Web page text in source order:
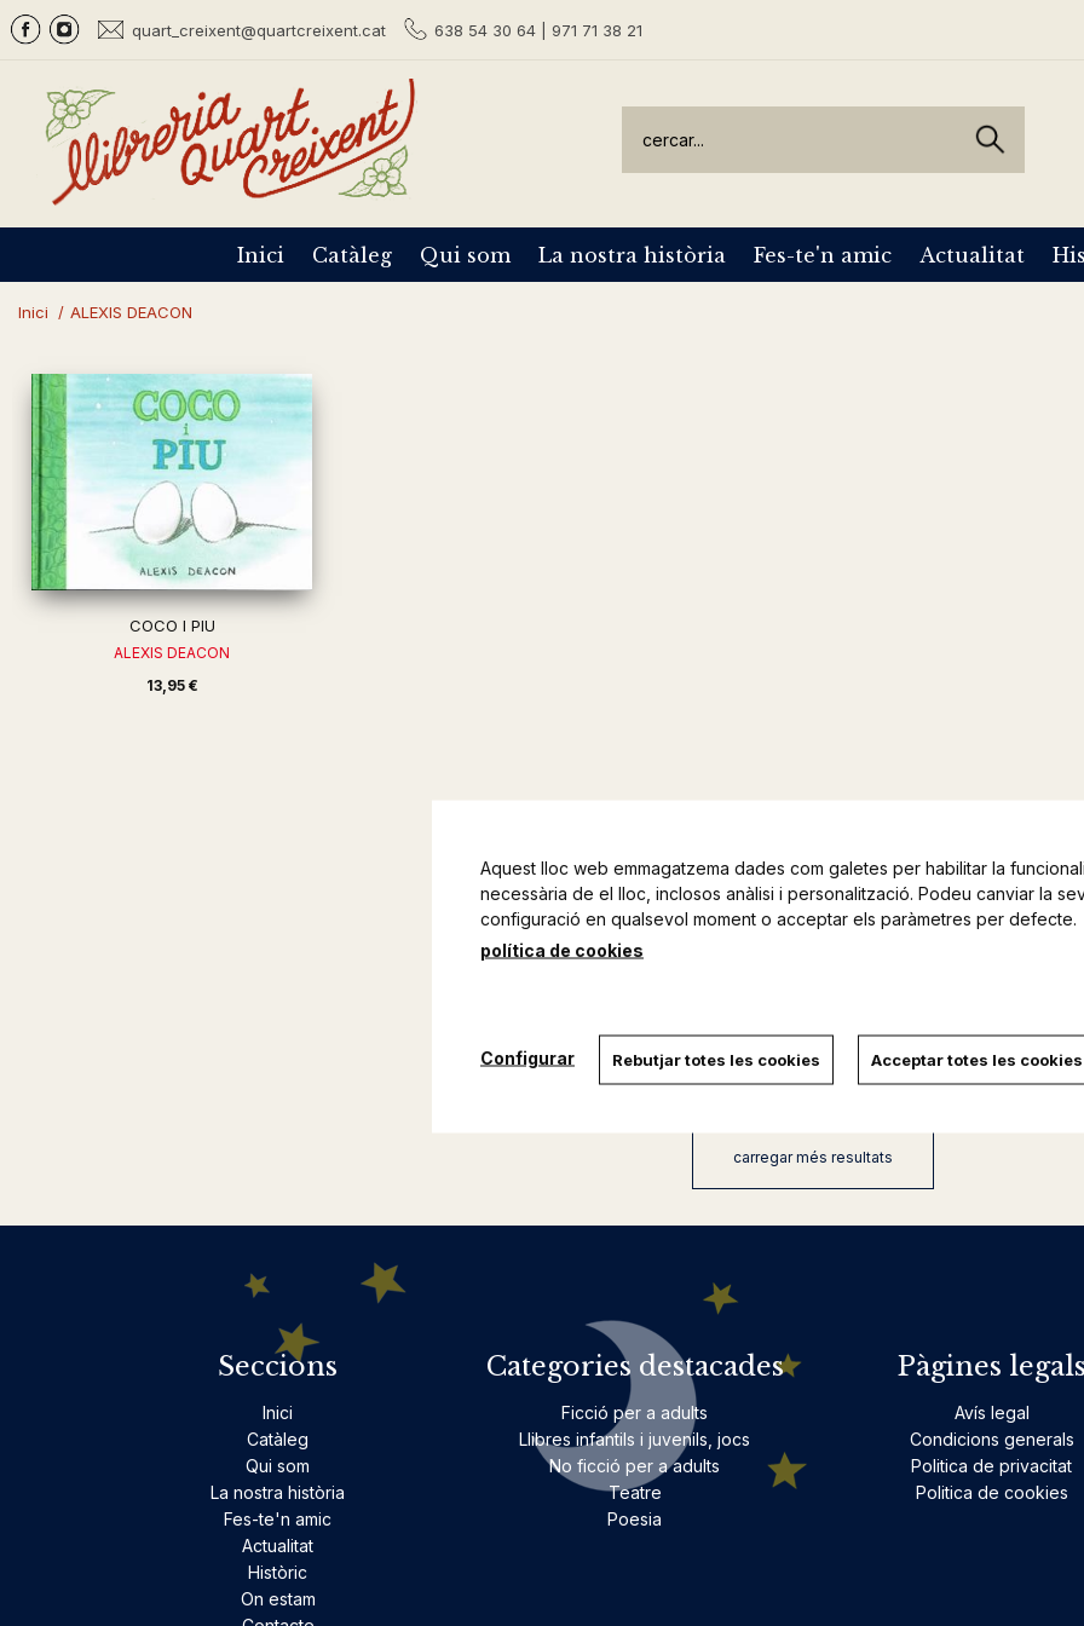
quart_creixent@quartcreixent.cat 638 54 30 64 | 971 71 38 21
Inici Catàleg Qui som La nostra història Fes-te'n amic Actualitat
Inici / ALEXIS DEACON
COCO I PIU
ALEXIS DEACON
13,95 €
carregar més resultats
Seccions
Inici
Catàleg
Qui som
La nostra història
Fes-te'n amic
Actualitat
Històric
On estam
Categories destacades
Ficció per a adults
Llibres infantils i juvenils, jocs
No ficció per a adults
Teatre
Poesia
Pàgines legals
Avís legal
Condicions generals
Politica de privacitat
Politica de cookies
Aquest lloc web emmagatzema dades com galetes per habilitar la
necessària de el lloc, inclosos anàlisi i personalització. Podeu canviar la
configuració en qualsevol moment o acceptar els paràmetres per defecte.
política de cookies
Configurar Rebutjar totes les cookies Acceptar totes les cookies